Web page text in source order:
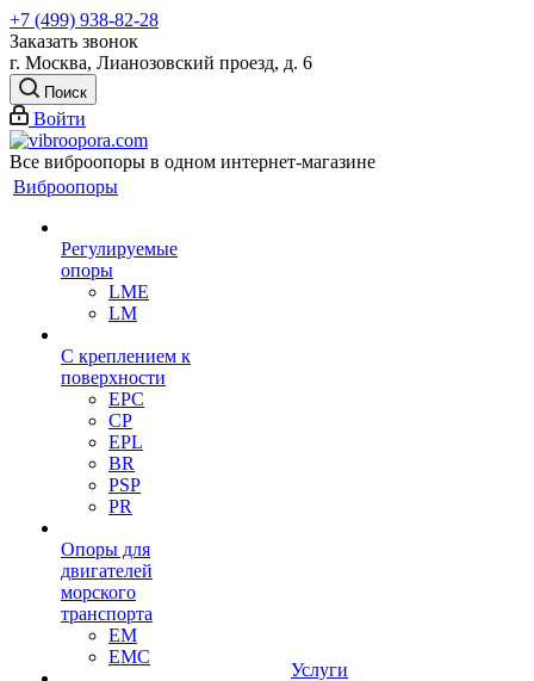
+7 (499) 938-82-28
Заказать звонок
г. Москва, Лианозовский проезд, д. 6
Поиск
Войти
Все виброопоры в одном интернет-магазине
Виброопоры
Регулируемые
опоры
LME
LM
С креплением к
поверхности
EPC
CP
EPL
BR
PSP
PR
Опоры для
двигателей
морского
транспорта
EM
EMC
Услуги